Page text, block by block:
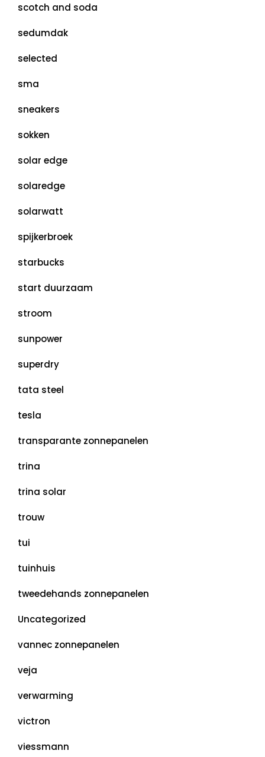
scotch and soda
sedumdak
selected
sma
sneakers
sokken
solar edge
solaredge
solarwatt
spijkerbroek
starbucks
start duurzaam
stroom
sunpower
superdry
tata steel
tesla
transparante zonnepanelen
trina
trina solar
trouw
tui
tuinhuis
tweedehands zonnepanelen
Uncategorized
vannec zonnepanelen
veja
verwarming
victron
viessmann